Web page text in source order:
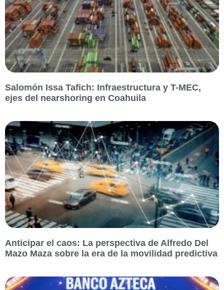
Salomón Issa Tafich: Infraestructura y T-MEC,
ejes del nearshoring en Coahuila
Anticipar el caos: La perspectiva de Alfredo Del
Mazo Maza sobre la era de la movilidad predictiva